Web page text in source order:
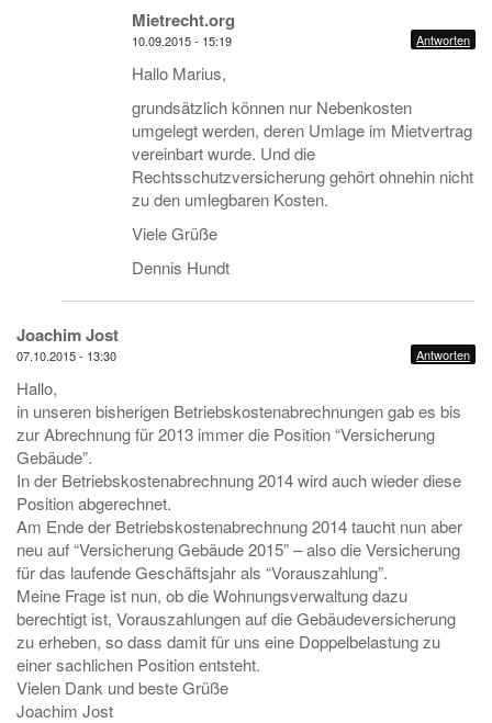
Mietrecht.org
10.09.2015 - 15:19 Antworten
Hallo Marius,
grundsätzlich können nur Nebenkosten
umgelegt werden, deren Umlage im Mietvertrag
vereinbart wurde. Und die
Rechtsschutzversicherung gehört ohnehin nicht
zu den umlegbaren Kosten.
Viele Grüße
Dennis Hundt
Joachim Jost
07.10.2015 - 13:30 Antworten
Hallo,
in unseren bisherigen Betriebskostenabrechnungen gab es bis
zur Abrechnung für 2013 immer die Position “Versicherung
Gebäude”.
In der Betriebskostenabrechnung 2014 wird auch wieder diese
Position abgerechnet.
Am Ende der Betriebskostenabrechnung 2014 taucht nun aber
neu auf “Versicherung Gebäude 2015” – also die Versicherung
für das laufende Geschäftsjahr als “Vorauszahlung”.
Meine Frage ist nun, ob die Wohnungsverwaltung dazu
berechtigt ist, Vorauszahlungen auf die Gebäudeversicherung
zu erheben, so dass damit für uns eine Doppelbelastung zu
einer sachlichen Position entsteht.
Vielen Dank und beste Grüße
Joachim Jost